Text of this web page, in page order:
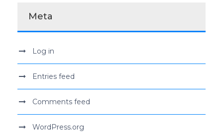
Meta
Log in
Entries feed
Comments feed
WordPress.org